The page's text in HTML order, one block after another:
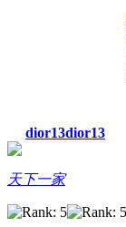
dior13dior13
天下一家